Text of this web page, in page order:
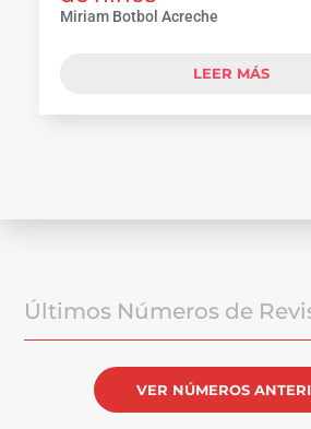
Miriam Botbol Acreche
LEER MÁS
Últimos Números de
VER NÚMEROS